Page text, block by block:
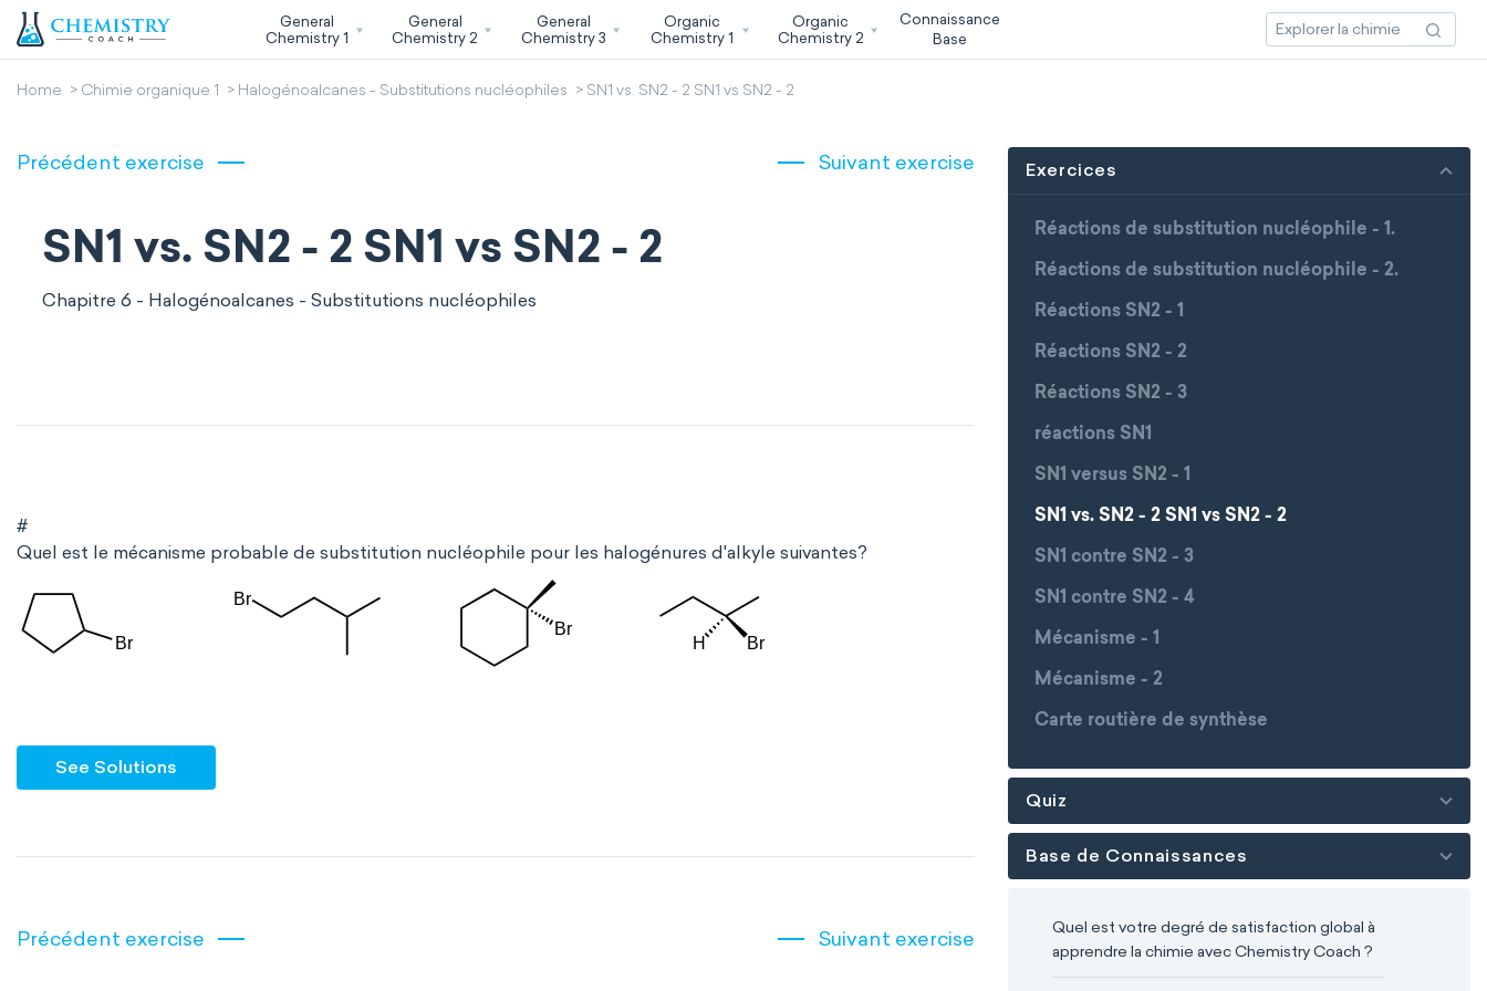
General
Chemistry 1
General
Chemistry 2
General
Chemistry 3
Organic
Chemistry 1
Organic
Chemistry 2
Connaissance
Base
Home Chimie organique 1 Halogénoalcanes - Substitutions nucléophiles SN1 vs. SN2 - 2 SN1 vs SN2 - 2
Précédent exercise Suivant exercise
SN1 vs. SN2 - 2 SN1 vs SN2 - 2
Chapitre 6 - Halogénoalcanes - Substitutions nucléophiles
#
Quel est le mécanisme probable de substitution nucléophile pour les halogénures d'alkyle suivantes?
See Solutions
Précédent exercise Suivant exercise
Exercices
Réactions de substitution nucléophile - 1.
Réactions de substitution nucléophile - 2.
Réactions SN2 - 1
Réactions SN2 - 2
Réactions SN2 - 3
réactions SN1
SN1 versus SN2 - 1
SN1 vs. SN2 - 2 SN1 vs SN2 - 2
SN1 contre SN2 - 3
SN1 contre SN2 - 4
Mécanisme - 1
Mécanisme - 2
Carte routière de synthèse
Quiz
Base de Connaissances
Quel est votre degré de satisfaction global à
apprendre la chimie avec Chemistry Coach ?